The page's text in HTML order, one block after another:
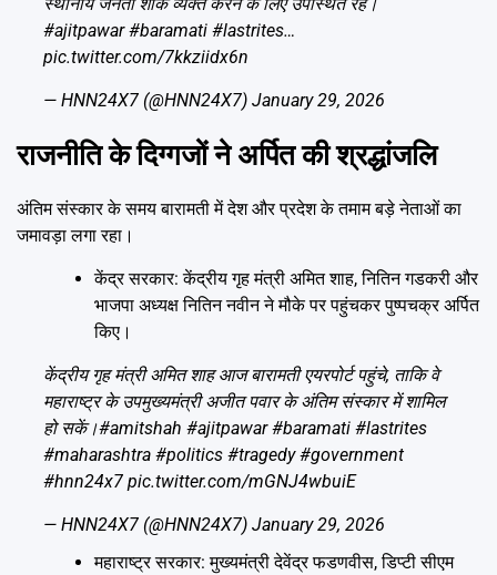
#ajitpawar #baramati #lastrites…
pic.twitter.com/7kkziidx6n
— HNN24X7 (@HNN24X7) January 29, 2026
राजनीति के दिग्गजों ने अर्पित की श्रद्धांजलि
अंतिम संस्कार के समय बारामती में देश और प्रदेश के तमाम बड़े नेताओं का
जमावड़ा लगा रहा।
केंद्र सरकार: केंद्रीय गृह मंत्री अमित शाह, नितिन गडकरी और
भाजपा अध्यक्ष नितिन नवीन ने मौके पर पहुंचकर पुष्पचक्र अर्पित
किए।
केंद्रीय गृह मंत्री अमित शाह आज बारामती एयरपोर्ट पहुंचे, ताकि वे
महाराष्ट्र के उपमुख्यमंत्री अजीत पवार के अंतिम संस्कार में शामिल
हो सकें।#amitshah #ajitpawar #baramati #lastrites
#maharashtra #politics #tragedy #government
#hnn24x7 pic.twitter.com/mGNJ4wbuiE
— HNN24X7 (@HNN24X7) January 29, 2026
महाराष्ट्र सरकार: मुख्यमंत्री देवेंद्र फडणवीस, डिप्टी सीएम